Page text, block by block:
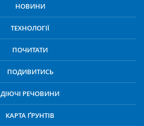
НОВИНИ
ТЕХНОЛОГІЇ
ПОЧИТАТИ
ПОДИВИТИСЬ
ДІЮЧІ РЕЧОВИНИ
КАРТА ҐРУНТІВ